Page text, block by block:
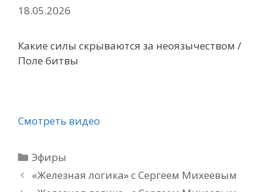
18.05.2026
Какие силы скрываются за неоязычеством /
Поле битвы
Смотреть видео
Рубрики
Эфиры
«Железная логика» с Сергеем Михеевым